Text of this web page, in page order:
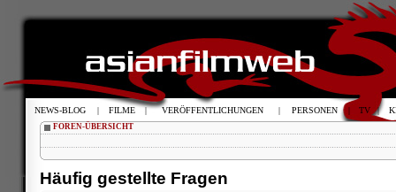
FOREN-ÜBERSICHT
Häufig gestellte Fragen
NEWS-BLOG | FILME | VERÖFFENTLICHUNGEN | PERSONEN | TV |